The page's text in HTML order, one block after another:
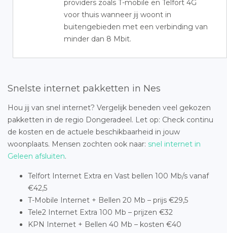
providers zoals T-mobile en Telfort 4G
voor thuis wanneer jij woont in
buitengebieden met een verbinding van
minder dan 8 Mbit.
Snelste internet pakketten in Nes
Hou jij van snel internet? Vergelijk beneden veel gekozen
pakketten in de regio Dongeradeel. Let op: Check continu
de kosten en de actuele beschikbaarheid in jouw
woonplaats. Mensen zochten ook naar: snel internet in
Geleen afsluiten.
Telfort Internet Extra en Vast bellen 100 Mb/s vanaf
€42,5
T-Mobile Internet + Bellen 20 Mb – prijs €29,5
Tele2 Internet Extra 100 Mb – prijzen €32
KPN Internet + Bellen 40 Mb – kosten €40